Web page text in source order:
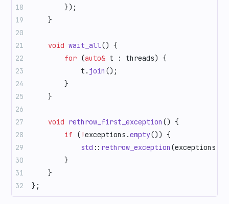
        });
    }
    void
wait_all() {
        for
(auto& t : threads) {
            t.
join ();
        }
    }
    void
rethrow_first_exception () {
        if
( !exceptions.empty()) {
            std
:: rethrow_exception (exceptions.
        }
    }
};